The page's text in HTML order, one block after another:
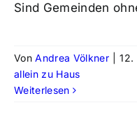
Sind Gemeinden
VonAndrea Völkner
allein zu Haus
Weiterlesen